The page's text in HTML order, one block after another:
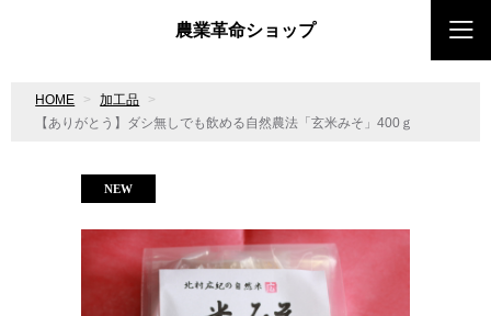
農業革命ショップ
HOME
加工品
【ありがとう】ダシ無しでも飲める自然農法「玄米みそ」400ｇ